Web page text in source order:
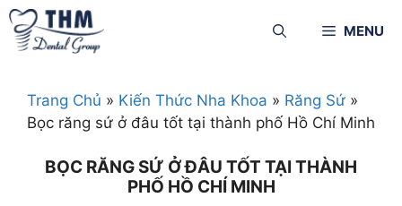
MENU
Trang Chủ » Kiến Thức Nha Khoa » Răng Sứ »
Bọc răng sứ ở đâu tốt tại thành phố Hồ Chí Minh
BỌC RĂNG SỨ Ở ĐÂU TỐT TẠI THÀNH
PHỐ HỒ CHÍ MINH